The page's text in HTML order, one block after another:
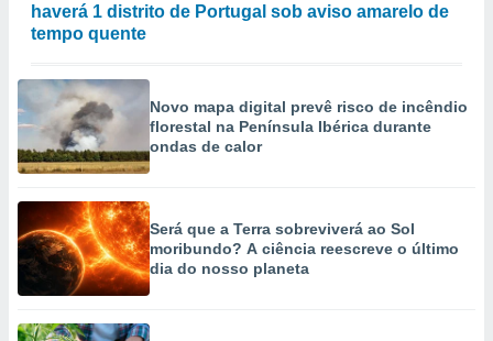
haverá 1 distrito de Portugal sob aviso amarelo de
tempo quente
Novo mapa digital prevê risco de incêndio
florestal na Península Ibérica durante
ondas de calor
Será que a Terra sobreviverá ao Sol
moribundo? A ciência reescreve o último
dia do nosso planeta